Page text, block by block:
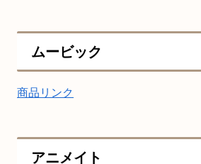
ムービック
商品リンク
アニメイト